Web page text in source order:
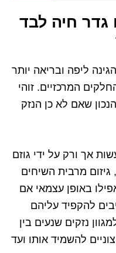
גדר חיה לבד
ליפה ובריאה יותר
המרכזיים. זוהי
שאם לא כן הנזק
אך ורק על ידי גוזם
גיזום מרבית השיחים
באופן עצמאי אם
להקפיד עליהם
נזקים שנעים בין
להשמיד אותו ועד